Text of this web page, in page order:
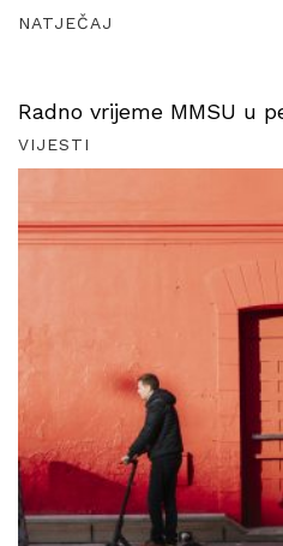
NATJEČAJ
Radno vrijeme MMSU u
VIJESTI